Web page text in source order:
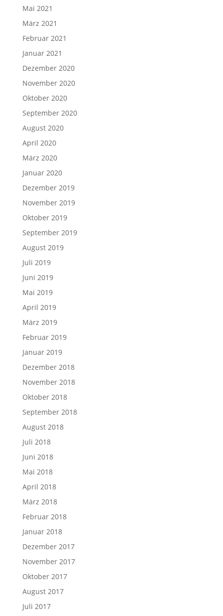
Mai 2021
März 2021
Februar 2021
Januar 2021
Dezember 2020
November 2020
Oktober 2020
September 2020
August 2020
April 2020
März 2020
Januar 2020
Dezember 2019
November 2019
Oktober 2019
September 2019
August 2019
Juli 2019
Juni 2019
Mai 2019
April 2019
März 2019
Februar 2019
Januar 2019
Dezember 2018
November 2018
Oktober 2018
September 2018
August 2018
Juli 2018
Juni 2018
Mai 2018
April 2018
März 2018
Februar 2018
Januar 2018
Dezember 2017
November 2017
Oktober 2017
August 2017
Juli 2017